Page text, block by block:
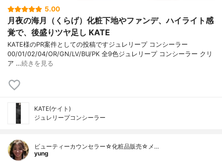
5.00
月夜の海月（くらげ）化粧下地やファンデ、ハイライト感
覚で、後盛りツヤ足し KATE
KATE様のPR案件としての投稿ですジュレリープ コンシーラー
00/01/02/04/OR/GN/LV/BU/PK 全9色ジュレリープ コンシーラー クリ
ア …続きを見る
KATE(ケイト)
ジュレリープコンシーラー
ビューティーカウンセラー☆化粧品販売☆メ…
yung